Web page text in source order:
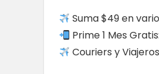
Suma $49 en
Prime 1 Mes
Couriers y